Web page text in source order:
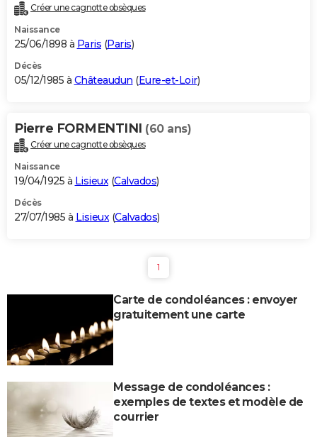
Créer une cagnotte obsèques
Naissance
25/06/1898 à Paris (Paris)
Décès
05/12/1985 à Châteaudun (Eure-et-Loir)
Pierre FORMENTINI (60 ans)
Créer une cagnotte obsèques
Naissance
19/04/1925 à Lisieux(Calvados)
Décès
27/07/1985 à Lisieux(Calvados)
1
Carte de condoléances : envoyer
gratuitement une carte
Message de condoléances :
exemples de textes et modèle de
courrier